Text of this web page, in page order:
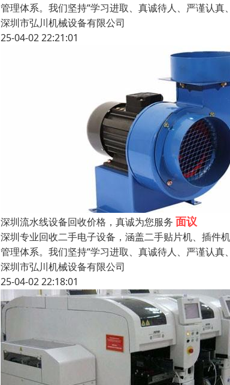
管理体系。我们坚持“学习进取、真诚待人、严谨认
深圳市弘川机械设备有限公司
25-04-02 22:21:01
深圳流水线设备回收价格，真诚为您服务 面议
深圳专业回收二手电子设备，涵盖二手贴片机、插件
管理体系。我们坚持“学习进取、真诚待人、严谨认
深圳市弘川机械设备有限公司
25-04-02 22:18:01